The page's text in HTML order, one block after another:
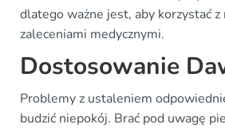
dlatego ważne jest, aby korzystać z
zaleceniami medycznymi.
Dostosowanie
Problemy z ustaleniem
budzić niepokój. Brać pod uwagę